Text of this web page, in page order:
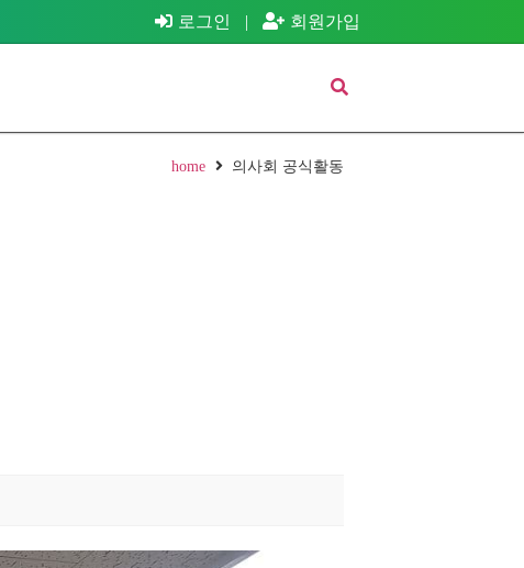
로그인 | 회원가입
home 의사회 공식활동